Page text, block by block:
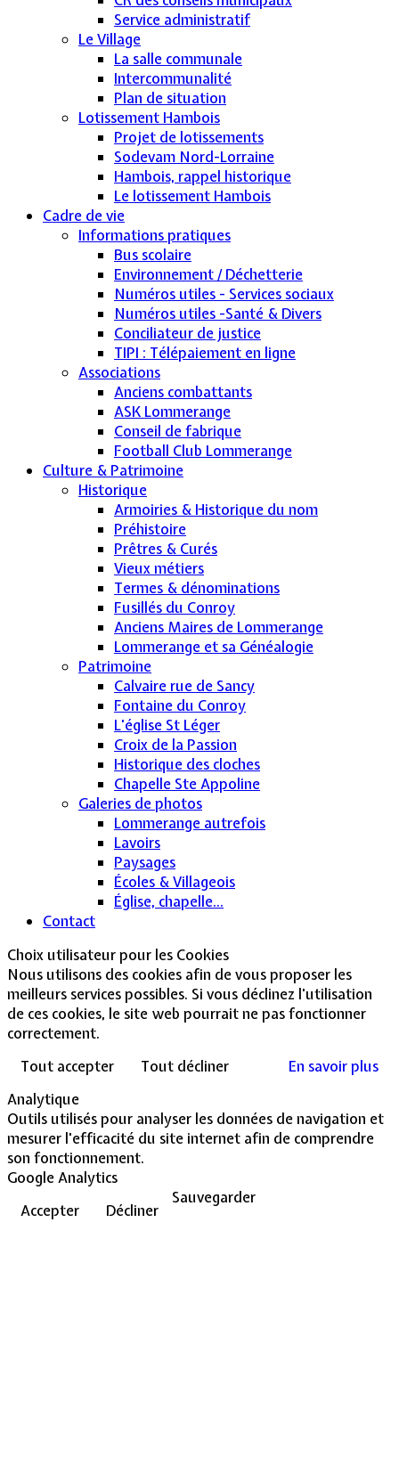
Service administratif
Le Village
La salle communale
Intercommunalité
Plan de situation
Lotissement Hambois
Projet de lotissements
Sodevam Nord-Lorraine
Hambois, rappel historique
Le lotissement Hambois
Cadre de vie
Informations pratiques
Bus scolaire
Environnement / Déchetterie
Numéros utiles - Services sociaux
Numéros utiles -Santé & Divers
Conciliateur de justice
TIPI : Télépaiement en ligne
Associations
Anciens combattants
ASK Lommerange
Conseil de fabrique
Football Club Lommerange
Culture & Patrimoine
Historique
Armoiries & Historique du nom
Préhistoire
Prêtres & Curés
Vieux métiers
Termes & dénominations
Fusillés du Conroy
Anciens Maires de Lommerange
Lommerange et sa Généalogie
Patrimoine
Calvaire rue de Sancy
Fontaine du Conroy
L'église St Léger
Croix de la Passion
Historique des cloches
Chapelle Ste Appoline
Galeries de photos
Lommerange autrefois
Lavoirs
Paysages
Écoles & Villageois
Église, chapelle...
Contact
Choix utilisateur pour les Cookies
Nous utilisons des cookies afin de vous proposer les
meilleurs services possibles. Si vous déclinez l'utilisation
de ces cookies, le site web pourrait ne pas fonctionner
correctement.
Tout accepter
Tout décliner
En savoir plus
Analytique
Outils utilisés pour analyser les données de navigation et
mesurer l'efficacité du site internet afin de comprendre
son fonctionnement.
Google Analytics
Accepter
Décliner
Sauvegarder